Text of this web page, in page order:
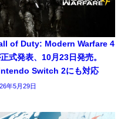
of Duty: Modern Warfare 4
式発表、10月23日発売。
Switch 2にも対応
年5月29日